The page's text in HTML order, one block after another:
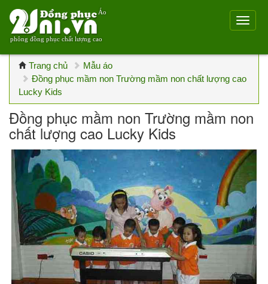
Áo
phông đồng phục chất lượng cao
Trang chủ
Mẫu áo
Đồng phục mầm non Trường mầm non chất lượng cao
Lucky Kids
Đồng phục mầm non Trường mầm non
chất lượng cao Lucky Kids